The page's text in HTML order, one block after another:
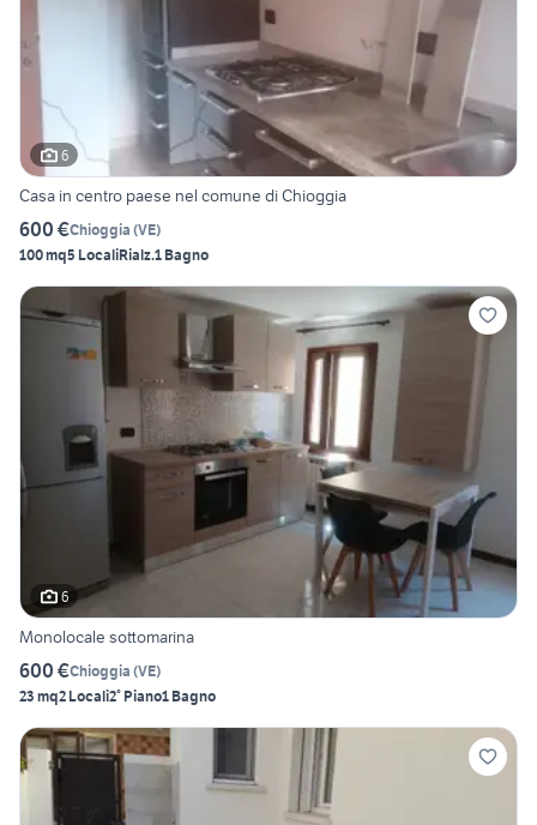
6
Casa in centro paese nel comune di Chioggia
600 €Chioggia (VE)
100 mq5 LocaliRialz.1 Bagno
6
Monolocale sottomarina
600 €Chioggia (VE)
23 mq2 Locali2° Piano1 Bagno